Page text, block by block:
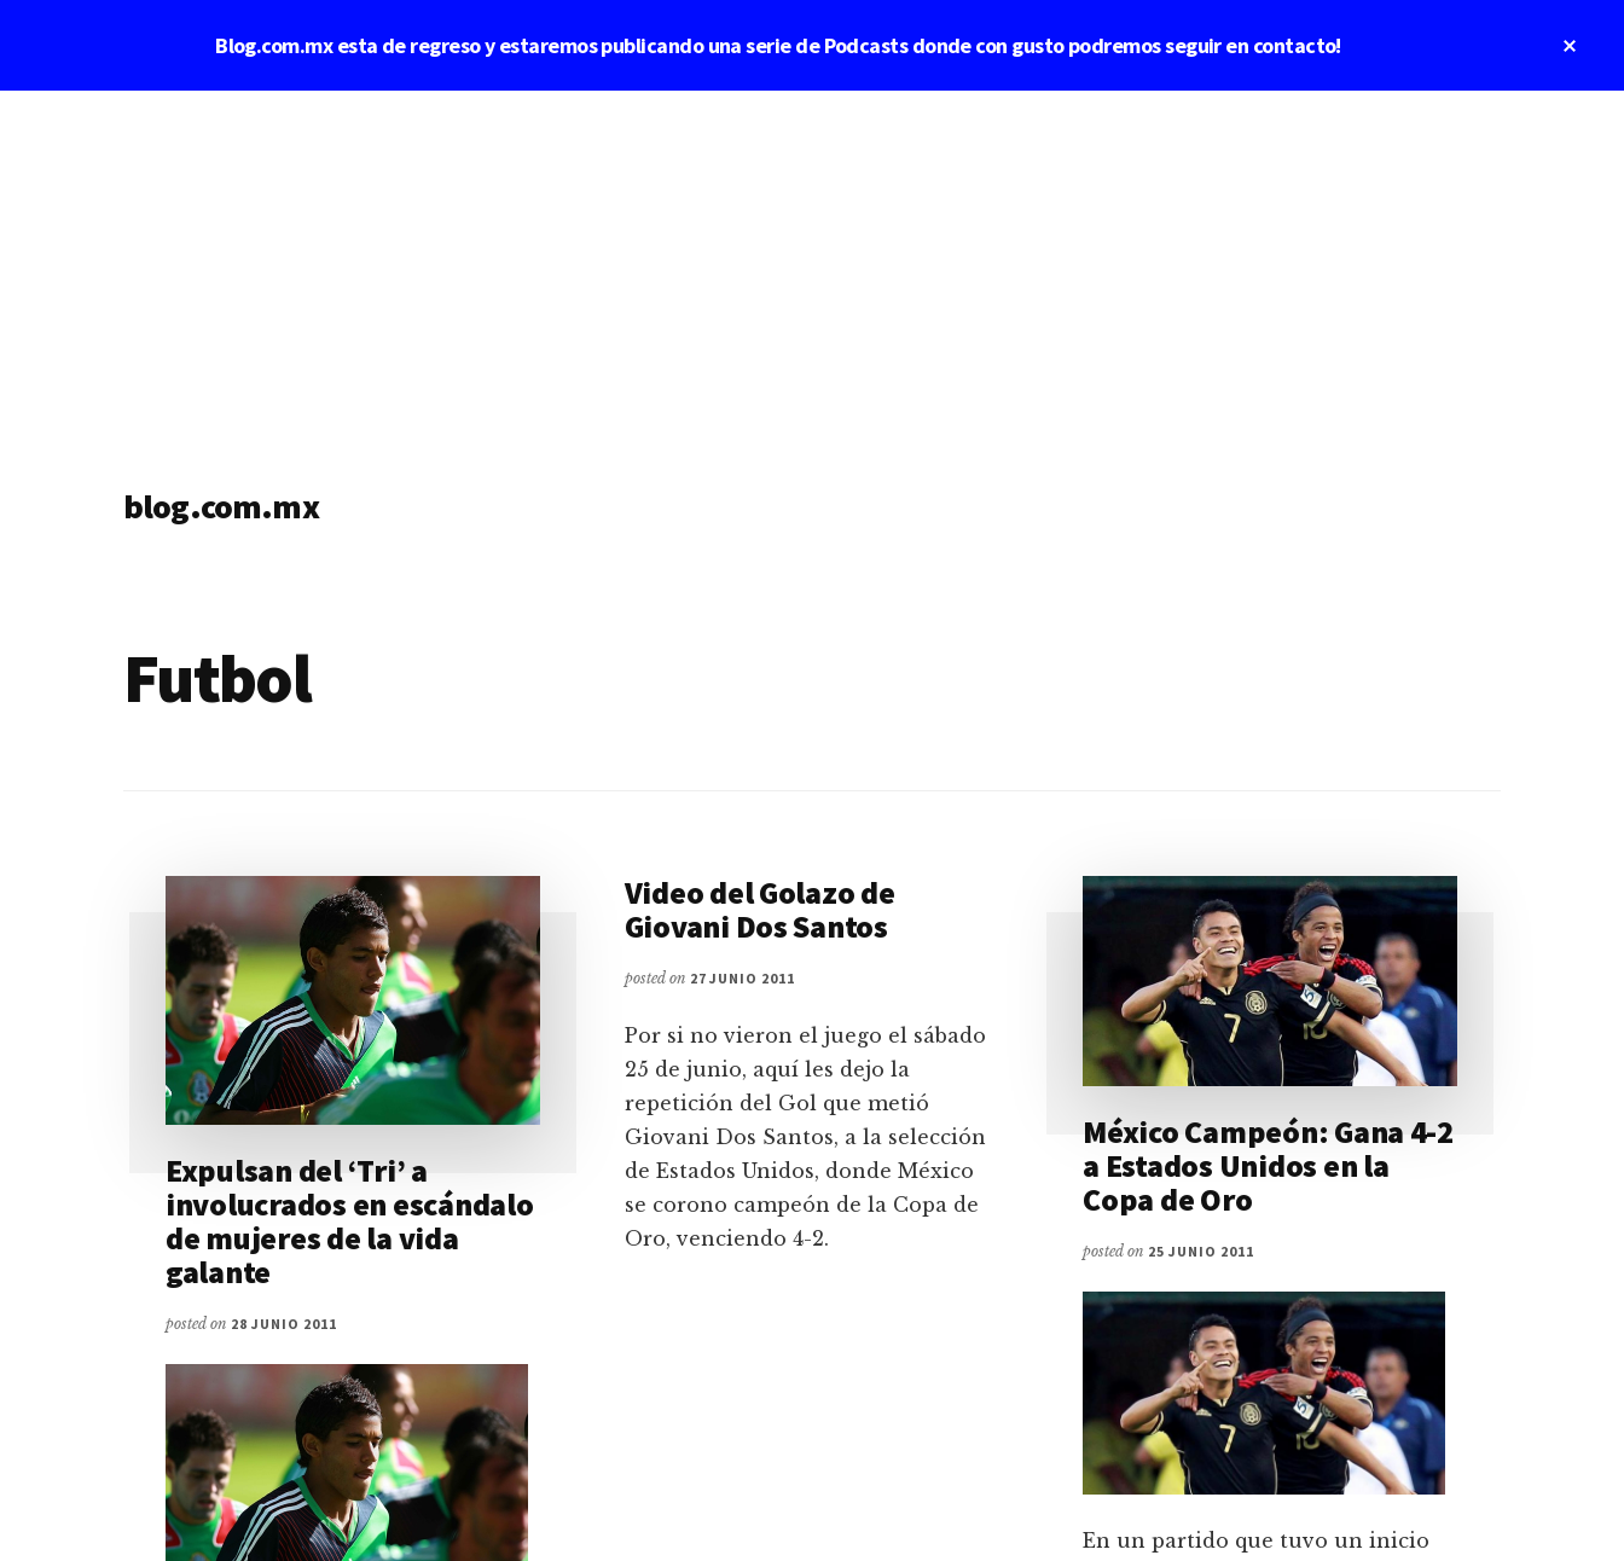
Blog.com.mx esta de regreso y estaremos publicando una serie de Podcasts donde con gusto podremos seguir en contacto!
blog.com.mx
Futbol
Expulsan del ‘Tri’ a
involucrados en escándalo
de mujeres de la vida
galante
posted on 28 JUNIO 2011
Video del Golazo de
Giovani Dos Santos
posted on 27 JUNIO 2011
Por si no vieron el juego el sábado
25 de junio, aquí les dejo la
repetición del Gol que metió
Giovani Dos Santos, a la selección
de Estados Unidos, donde México
se corono campeón de la Copa de
Oro, venciendo 4-2.
México Campeón: Gana 4-2
a Estados Unidos en la
Copa de Oro
posted on 25 JUNIO 2011
En un partido que tuvo un inicio